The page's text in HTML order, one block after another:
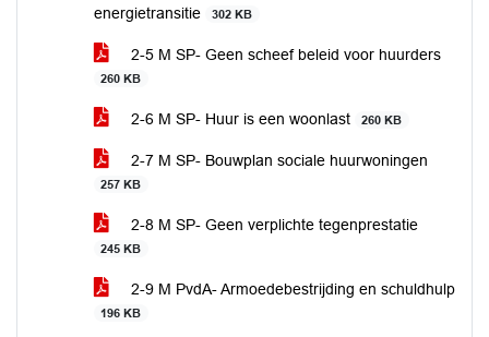
energietransitie
302 KB
2-5 M SP- Geen scheef beleid voor huurders
260 KB
2-6 M SP- Huur is een woonlast 260 KB
2-7 M SP- Bouwplan sociale huurwoningen
257 KB
2-8 M SP- Geen verplichte tegenprestatie
245 KB
2-9 M PvdA- Armoedebestrijding en schuldhulp
196 KB